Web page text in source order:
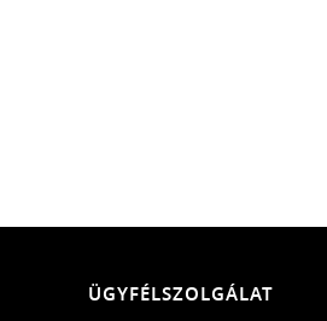
ÜGYFÉLSZOLGÁLAT